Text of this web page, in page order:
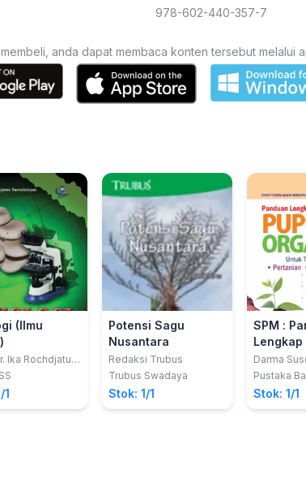
978-602-440-357-7
anda dapat membaca konten tersebut melalui
(Ilmu
Ika Rochdjatun
1
Potensi Sagu
Nusantara
Redaksi Trubus
Trubus Swadaya
Stok: 1/1
SPM :
Lengkap
Pupuk
Untuk
Darma
Pustaka
Stok: 1/1